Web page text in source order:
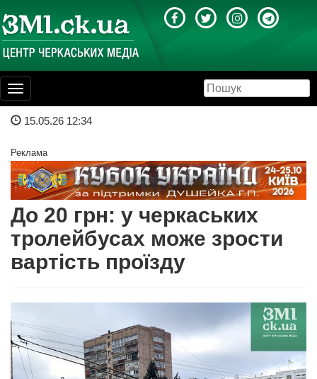
Toggle
navigation
15.05.26 12:34
Реклама
До 20 грн: у черкаських
тролейбусах може зрости
вартість проїзду